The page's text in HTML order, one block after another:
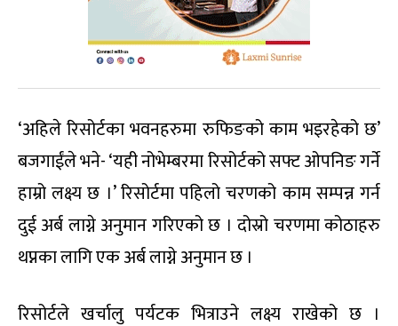
‘अहिले रिसोर्टका भवनहरुमा रुफिङको काम भइरहेको छ’
बजगाईंले भने- ‘यही नोभेम्बरमा रिसोर्टको सफ्ट ओपनिङ गर्ने
हाम्रो लक्ष्य छ ।’ रिसोर्टमा पहिलो चरणको काम सम्पन्न गर्न
दुई अर्ब लाग्ने अनुमान गरिएको छ । दोस्रो चरणमा कोठाहरु
थप्नका लागि एक अर्ब लाग्ने अनुमान छ ।
रिसोर्टले खर्चालु पर्यटक भित्राउने लक्ष्य राखेको छ ।